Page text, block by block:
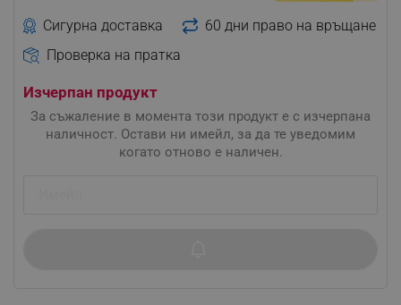
Сигурна доставка
60 дни право на връщане
Проверка на пратка
Изчерпан продукт
За съжаление в момента този продукт е с изчерпана
наличност. Остави ни имейл, за да те уведомим
когато отново е наличен.